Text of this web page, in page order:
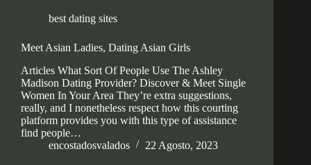
best dating sites
Meet Asian Ladies, Dating Asian Girls
Articles What Sort Of People Use The Ashley
Madison Dating Provider? Discover & Meet Single
Women In Your Area They’re extra suggestions,
really, and I nonetheless respect how this courting
platform provides you with this type of assistance
find people…
encostadosvalados
22 Agosto, 2023